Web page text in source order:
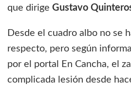
que dirige Gustavo
Desde el cuadro albo no se
respecto, pero según
por el portal En Cancha, el
complicada lesión desde